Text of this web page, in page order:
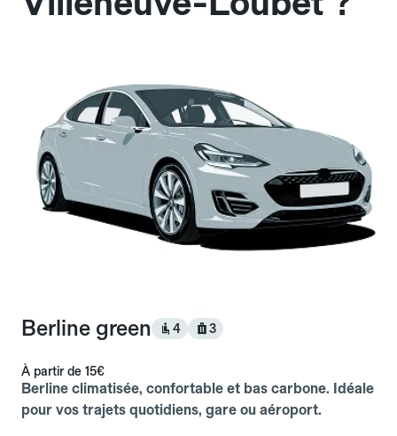
Berline green 4 3
À partir de 15€
Berline climatisée, confortable et bas carbone. Idéale
pour vos trajets quotidiens, gare ou aéroport.